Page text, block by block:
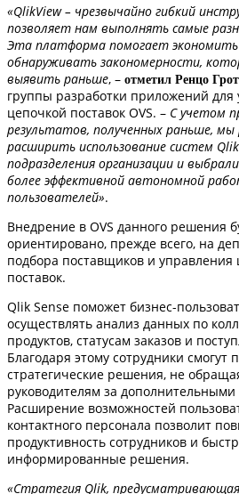
«QlikView – чрезвычайно гибкий
позволяет нам выполнять самые
Эта платформа помогает
обнаруживать закономерности,
выявить раньше, – отметил Ренцо
группы разработки приложений для
цепочкой поставок OVS. – С учетом
результатов, полученных раньше,
расширить использование систем
подразделения организации и
более эффективной автономной
пользователей».
Внедрение в OVS данного решения
ориентировано, прежде всего, на
подбора поставщиков и управления
поставок.
Qlik Sense поможет бизнес-
осуществлять анализ данных по
продуктов, статусам заказов и
Благодаря этому сотрудники смогут
стратегические решения, не
руководителям за
Расширение возможностей
контактного персонала позволит
продуктивность сотрудников и
информированные решения.
«Стратегия Qlik,